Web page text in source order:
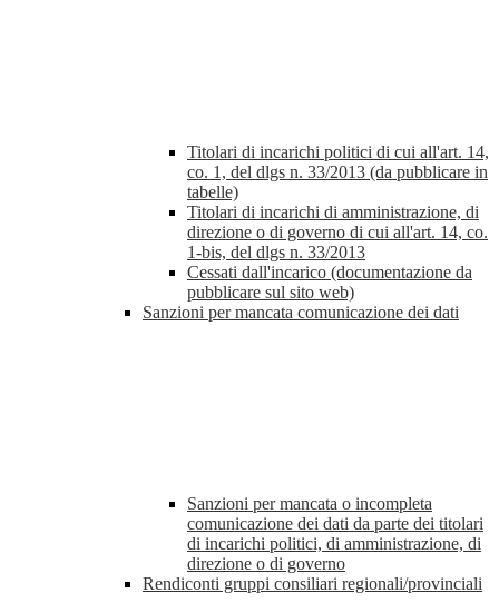
Titolari di incarichi politici di cui all'art. 14,
co. 1, del dlgs n. 33/2013 (da pubblicare in
tabelle)
Titolari di incarichi di amministrazione, di
direzione o di governo di cui all'art. 14, co.
1-bis, del dlgs n. 33/2013
Cessati dall'incarico (documentazione da
pubblicare sul sito web)
Sanzioni per mancata comunicazione dei dati
Sanzioni per mancata o incompleta
comunicazione dei dati da parte dei titolari
di incarichi politici, di amministrazione, di
direzione o di governo
Rendiconti gruppi consiliari regionali/provinciali